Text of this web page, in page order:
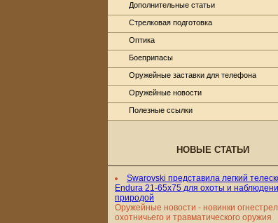
Дополнительные статьи
Стрелковая подготовка
Оптика
Боеприпасы
Оружейные заставки для телефона
Оружейные новости
Полезные ссылки
НОВЫЕ СТАТЬИ
Swarovski представила легкий
Endura 21-65x75 для охоты и
природой
Оружейные новости - новинки
охотничьего и травматического оружия